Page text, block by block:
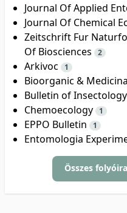
Journal Of Applied
Journal Of Chemical
Zeitschrift Fur
Of Biosciences
2
Arkivoc 1
Bioorganic &
Bulletin of Insectology
Chemoecology 1
EPPO Bulletin 1
Entomologia
Összes